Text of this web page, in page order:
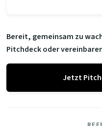
Bereit, gemeinsam zu
Pitchdeck oder
Jetzt